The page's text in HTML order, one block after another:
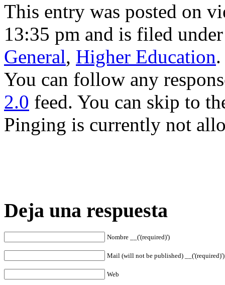
This entry was posted on
13:35 pm and is filed
General, Higher Education.
You can follow any
2.0 feed. You can skip to
Pinging is currently not
Deja una respuesta
Nombre __('(required)')
Mail (will not be published) __('(required)')
Web